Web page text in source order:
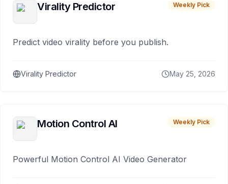
Virality Predictor Weekly Pick
Predict video virality before you publish.
Virality Predictor May 25, 2026
Motion Control AI Weekly Pick
Powerful Motion Control AI Video Generator